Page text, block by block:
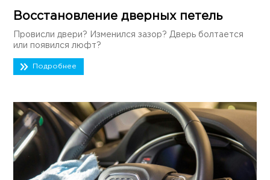
Восстановление дверных петель
Провисли двери? Изменился зазор? Дверь болтается
или появился люфт?
Подробнее